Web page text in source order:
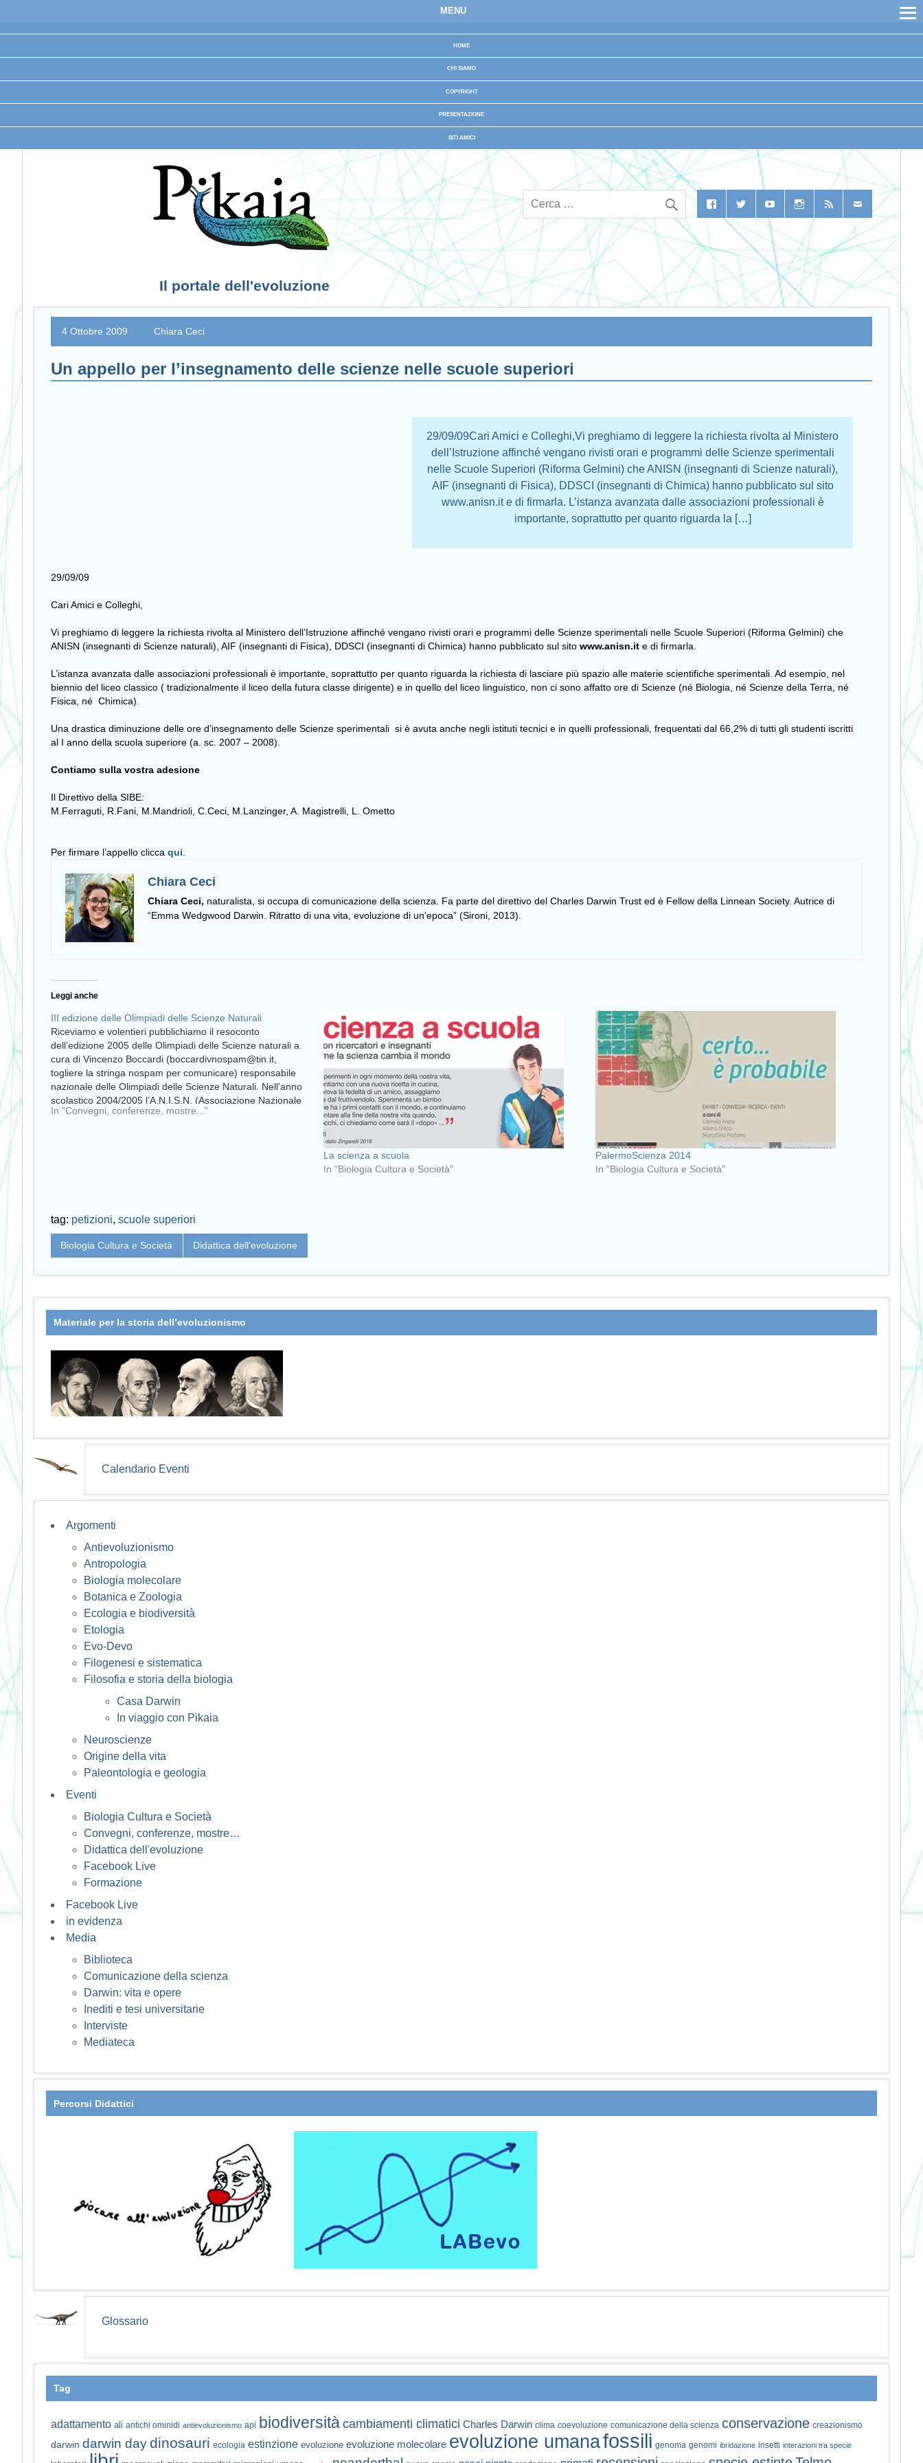
MENU
HOME
CHI SIAMO
COPYRIGHT
PRESENTAZIONE
SITI AMICI
Il portale dell'evoluzione
4 Ottobre 2009 Chiara Ceci
Un appello per l’insegnamento delle scienze nelle scuole superiori
29/09/09Cari Amici e Colleghi,Vi preghiamo di leggere la richiesta rivolta al Ministero
dell’Istruzione affinché vengano rivisti orari e programmi delle Scienze sperimentali
nelle Scuole Superiori (Riforma Gelmini) che ANISN (insegnanti di Scienze naturali),
AIF (insegnanti di Fisica), DDSCI (insegnanti di Chimica) hanno pubblicato sul sito
www.anisn.it e di firmarla. L’istanza avanzata dalle associazioni professionali è
importante, soprattutto per quanto riguarda la […]
29/09/09
Cari Amici e Colleghi,
Vi preghiamo di leggere la richiesta rivolta al Ministero dell’Istruzione affinché vengano rivisti orari e programmi delle Scienze sperimentali nelle Scuole Superiori (Riforma Gelmini) che
ANISN (insegnanti di Scienze naturali), AIF (insegnanti di Fisica), DDSCI (insegnanti di Chimica) hanno pubblicato sul sito www.anisn.it e di firmarla.
L’istanza avanzata dalle associazioni professionali è importante, soprattutto per quanto riguarda la richiesta di lasciare più spazio alle materie scientifiche sperimentali. Ad esempio, nel
biennio del liceo classico ( tradizionalmente il liceo della futura classe dirigente) e in quello del liceo linguistico, non ci sono affatto ore di Scienze (né Biologia, né Scienze della Terra, né
Fisica, né Chimica).
Una drastica diminuzione delle ore d’insegnamento delle Scienze sperimentali si è avuta anche negli istituti tecnici e in quelli professionali, frequentati dal 66,2% di tutti gli studenti iscritti
al I anno della scuola superiore (a. sc. 2007 – 2008).
Contiamo sulla vostra adesione
Il Direttivo della SIBE:
M.Ferraguti, R.Fani, M.Mandrioli, C.Ceci, M.Lanzinger, A. Magistrelli, L. Ometto
Per firmare l’appello clicca qui
Chiara Ceci
Chiara Ceci, naturalista, si occupa di comunicazione della scienza. Fa parte del direttivo del Charles Darwin Trust ed è Fellow della Linnean Society. Autrice di
“Emma Wedgwood Darwin. Ritratto di una vita, evoluzione di un’epoca” (Sironi, 2013).
Leggi anche
III edizione delle Olimpiadi delle Scienze Naturali
Riceviamo e volentieri pubblichiamo il resoconto
dell’edizione 2005 delle Olimpiadi delle Scienze naturali a
cura di Vincenzo Boccardi (boccardivnospam@tin.it,
togliere la stringa nospam per comunicare) responsabile
nazionale delle Olimpiadi delle Scienze Naturali. Nell’anno
scolastico 2004/2005 l’A.N.I.S.N. (Associazione Nazionale
Insegnanti Scienze Naturali) con il patrocinio del Miur ha
In "Convegni, conferenze, mostre..."
La scienza a scuola
In "Biologia Cultura e Società"
PalermoScienza 2014
In "Biologia Cultura e Società"
tag: petizioni, scuole superiori
Biologia Cultura e Società Didattica dell'evoluzione
Materiale per la storia dell’evoluzionismo
Calendario Eventi
Argomenti
Antievoluzionismo
Antropologia
Biologia molecolare
Botanica e Zoologia
Ecologia e biodiversità
Etologia
Evo-Devo
Filogenesi e sistematica
Filosofia e storia della biologia
Casa Darwin
In viaggio con Pikaia
Neuroscienze
Origine della vita
Paleontologia e geologia
Eventi
Biologia Cultura e Società
Convegni, conferenze, mostre…
Didattica dell'evoluzione
Facebook Live
Formazione
Facebook Live
in evidenza
Media
Biblioteca
Comunicazione della scienza
Darwin: vita e opere
Inediti e tesi universitarie
Interviste
Mediateca
Percorsi Didattici
Glossario
Tag
adattamento ali antichi ominidi antievoluzionismo api biodiversitàcambiamenti climatici Charles Darwin clima coevoluzione comunicazione della scienza conservazione creazionismo
darwin darwin daydinosauri ecologia estinzione evoluzione evoluzione molecolare evoluzione umanafossili genoma genomi ibridazione insetti interazioni tra specie